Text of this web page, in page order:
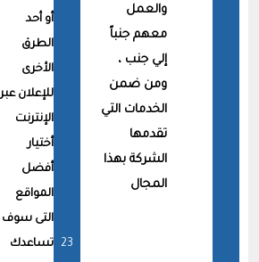
والعمل
معهم جنباً
إلي جنب ،
ومن ضمن
الخدمات التي
تقدمها
الشركة بهذا
المجال
أو أحد
الطرق
الأخرى
للإعلان عبر
الإنترنت
أختيار
أفضل
المواقع
التى سوف
تساعدك